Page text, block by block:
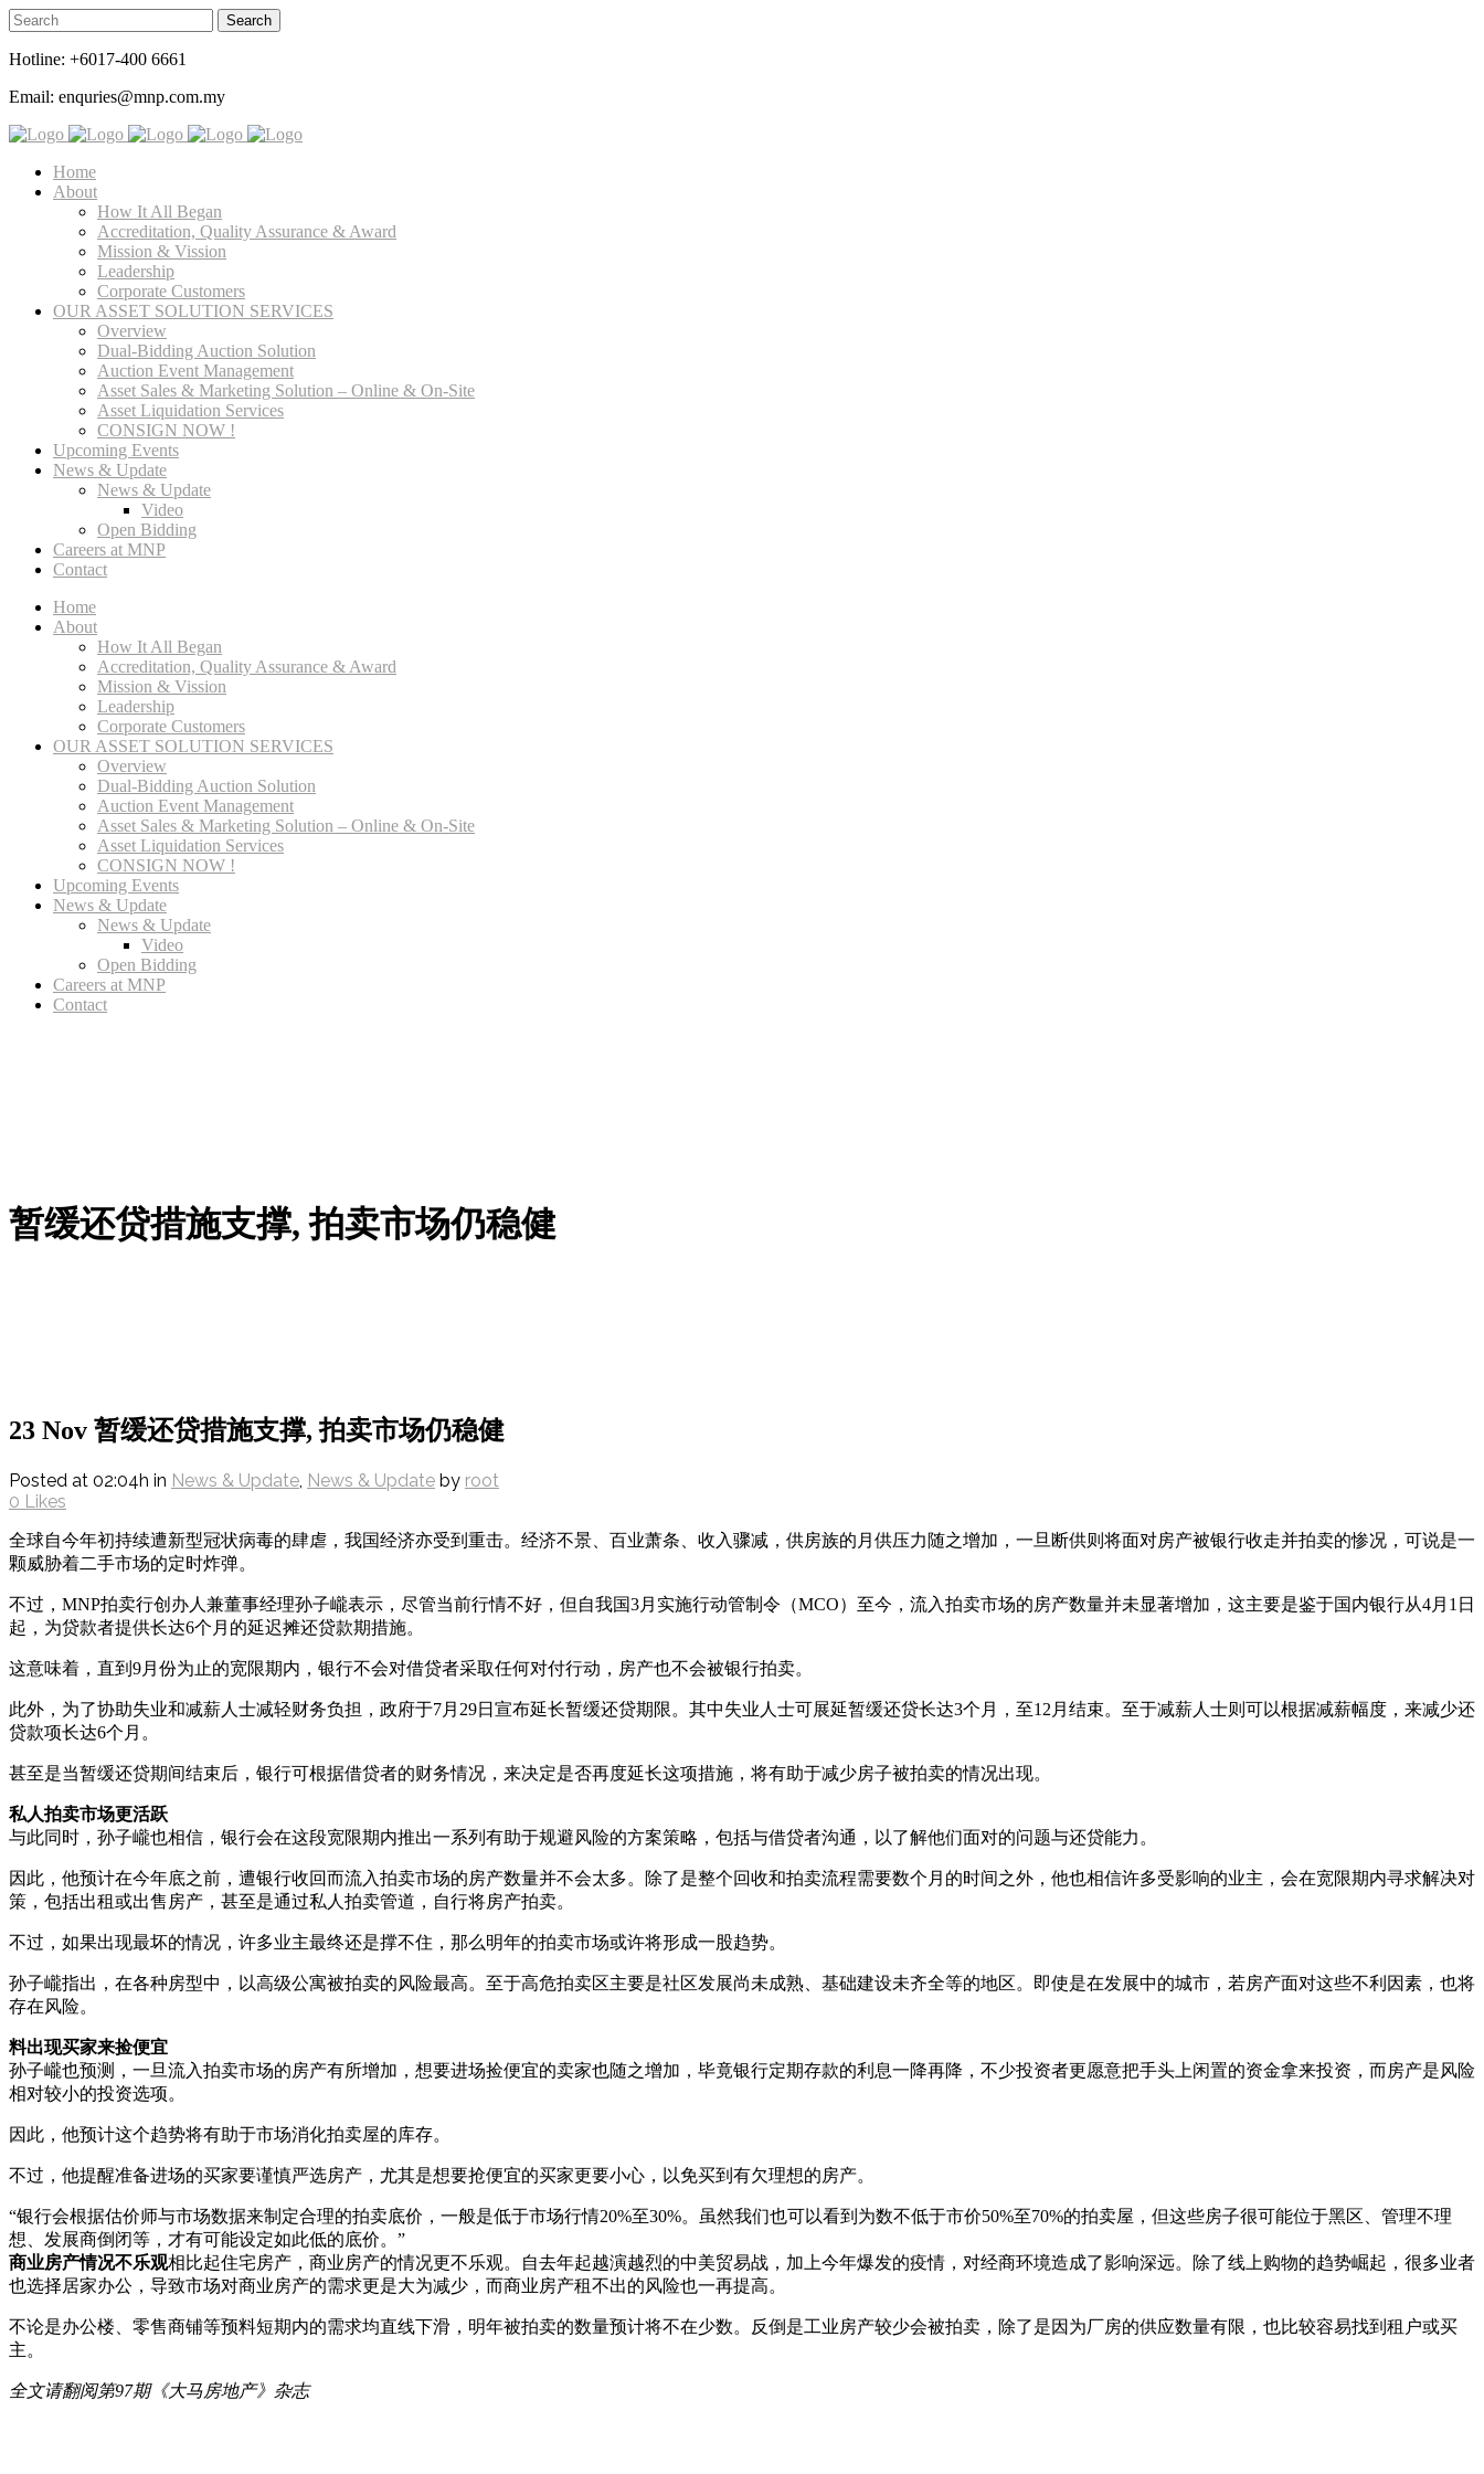
Hotline: +6017-400 6661
Email: enquries@mnp.com.my
Home
About
How It All Began
Accreditation, Quality Assurance & Award
Mission & Vission
Leadership
Corporate Customers
OUR ASSET SOLUTION SERVICES
Overview
Dual-Bidding Auction Solution
Auction Event Management
Asset Sales & Marketing Solution – Online & On-Site
Asset Liquidation Services
CONSIGN NOW !
Upcoming Events
News & Update
News & Update
Video
Open Bidding
Careers at MNP
Contact
Home
About
How It All Began
Accreditation, Quality Assurance & Award
Mission & Vission
Leadership
Corporate Customers
OUR ASSET SOLUTION SERVICES
Overview
Dual-Bidding Auction Solution
Auction Event Management
Asset Sales & Marketing Solution – Online & On-Site
Asset Liquidation Services
CONSIGN NOW !
Upcoming Events
News & Update
News & Update
Video
Open Bidding
Careers at MNP
Contact
暂缓还贷措施支撑, 拍卖市场仍稳健
23 Nov 暂缓还贷措施支撑, 拍卖市场仍稳健
Posted at 02:04h in News & Update, News & Update by root
0 Likes
全球自今年初持续遭新型冠状病毒的肆虐，我国经济亦受到重击。经济不景、百业萧条、收入骤减，供房族的月供压力随之增加，一旦断供则将面对房产被银行收走并拍卖的惨况，可说是一
颗威胁着二手市场的定时炸弹。
不过，MNP拍卖行创办人兼董事经理孙子巄表示，尽管当前行情不好，但自我国3月实施行动管制令（MCO）至今，流入拍卖市场的房产数量并未显著增加，这主要是鉴于国内银行从4月1日
起，为贷款者提供长达6个月的延迟摊还贷款期措施。
这意味着，直到9月份为止的宽限期内，银行不会对借贷者采取任何对付行动，房产也不会被银行拍卖。
此外，为了协助失业和减薪人士减轻财务负担，政府于7月29日宣布延长暂缓还贷期限。其中失业人士可展延暂缓还贷长达3个月，至12月结束。至于减薪人士则可以根据减薪幅度，来减少还
贷款项长达6个月。
甚至是当暂缓还贷期间结束后，银行可根据借贷者的财务情况，来决定是否再度延长这项措施，将有助于减少房子被拍卖的情况出现。
私人拍卖市场更活跃
与此同时，孙子巄也相信，银行会在这段宽限期内推出一系列有助于规避风险的方案策略，包括与借贷者沟通，以了解他们面对的问题与还贷能力。
因此，他预计在今年底之前，遭银行收回而流入拍卖市场的房产数量并不会太多。除了是整个回收和拍卖流程需要数个月的时间之外，他也相信许多受影响的业主，会在宽限期内寻求解决对
策，包括出租或出售房产，甚至是通过私人拍卖管道，自行将房产拍卖。
不过，如果出现最坏的情况，许多业主最终还是撑不住，那么明年的拍卖市场或许将形成一股趋势。
孙子巄指出，在各种房型中，以高级公寓被拍卖的风险最高。至于高危拍卖区主要是社区发展尚未成熟、基础建设未齐全等的地区。即使是在发展中的城市，若房产面对这些不利因素，也将
存在风险。
料出现买家来捡便宜
孙子巄也预测，一旦流入拍卖市场的房产有所增加，想要进场捡便宜的卖家也随之增加，毕竟银行定期存款的利息一降再降，不少投资者更愿意把手头上闲置的资金拿来投资，而房产是风险
相对较小的投资选项。
因此，他预计这个趋势将有助于市场消化拍卖屋的库存。
不过，他提醒准备进场的买家要谨慎严选房产，尤其是想要抢便宜的买家更要小心，以免买到有欠理想的房产。
“银行会根据估价师与市场数据来制定合理的拍卖底价，一般是低于市场行情20%至30%。虽然我们也可以看到为数不低于市价50%至70%的拍卖屋，但这些房子很可能位于黑区、管理不理
想、发展商倒闭等，才有可能设定如此低的底价。”
商业房产情况不乐观相比起住宅房产，商业房产的情况更不乐观。自去年起越演越烈的中美贸易战，加上今年爆发的疫情，对经商环境造成了影响深远。除了线上购物的趋势崛起，很多业者
也选择居家办公，导致市场对商业房产的需求更是大为减少，而商业房产租不出的风险也一再提高。
不论是办公楼、零售商铺等预料短期内的需求均直线下滑，明年被拍卖的数量预计将不在少数。反倒是工业房产较少会被拍卖，除了是因为厂房的供应数量有限，也比较容易找到租户或买
主。
全文请翻阅第97期《大马房地产》杂志